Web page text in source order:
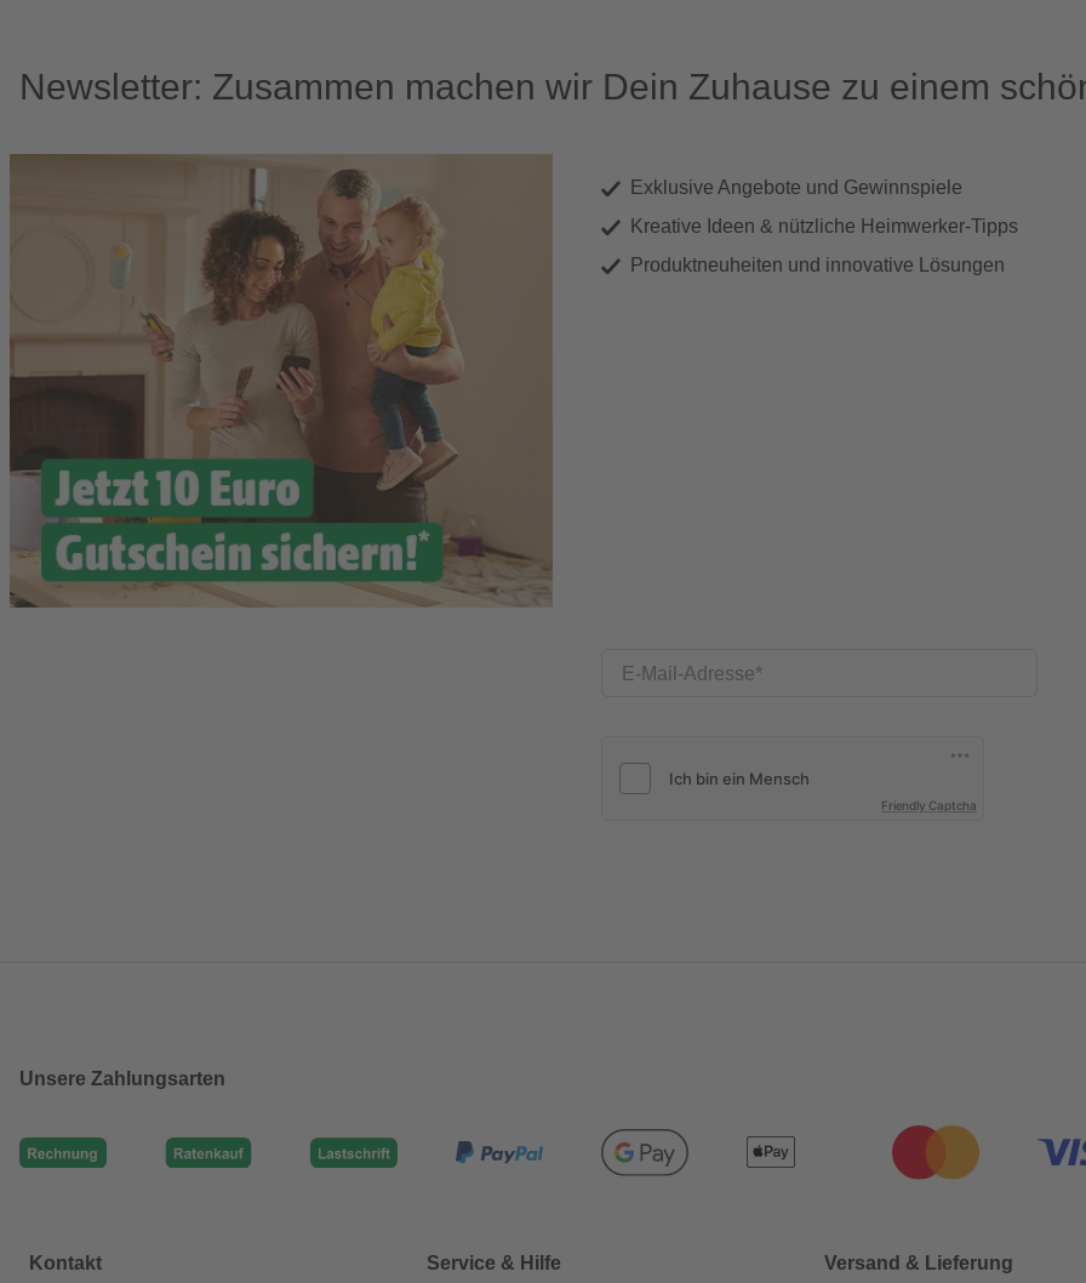
Newsletter: Zusammen machen wir Dein Zuhause zu einem
Exklusive Angebote und Gewinnspiele
Kreative Ideen & nützliche Heimwerker-Tipps
Produktneuheiten und innovative Lösungen
E-Mail-Adresse
Friendly Captcha
Unsere Zahlungsarten
Kontakt Service & Hilfe Versand & Lieferung